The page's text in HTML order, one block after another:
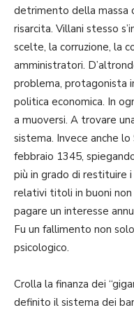
detrimento della massa
risarcita. Villani stesso
scelte, la corruzione, la
amministratori.
problema, protagonista
politica economica. In
a muoversi. A trovare
sistema. Invece anche
febbraio 1345,
più in grado di restituire
relativi titoli in buoni non
pagare un interesse
Fu un fallimento non
psicologico.
Crolla la finanza dei
definito il sistema dei